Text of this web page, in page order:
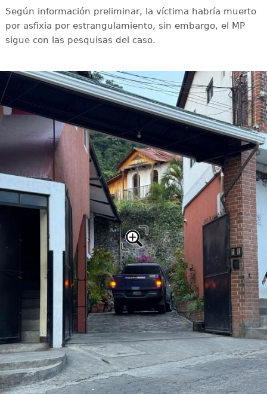
Según información preliminar, la víctima habría muerto
por asfixia por estrangulamiento, sin embargo, el MP
sigue con las pesquisas del caso.